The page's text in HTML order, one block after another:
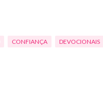
CONFIANÇA DEVOCIONAIS